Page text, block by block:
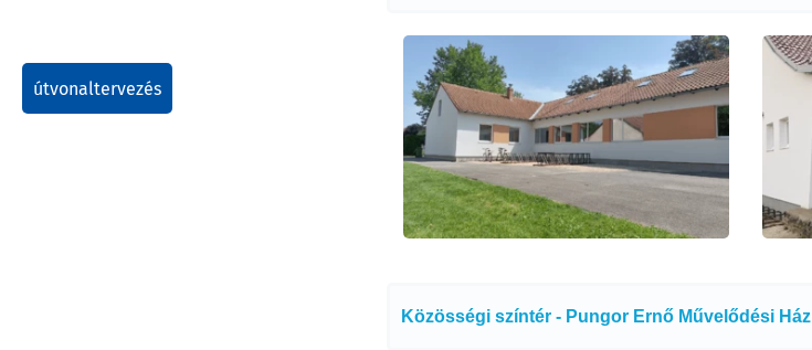
útvonaltervezés
Közösségi színtér - Pungor Ernő Művelődési Ház